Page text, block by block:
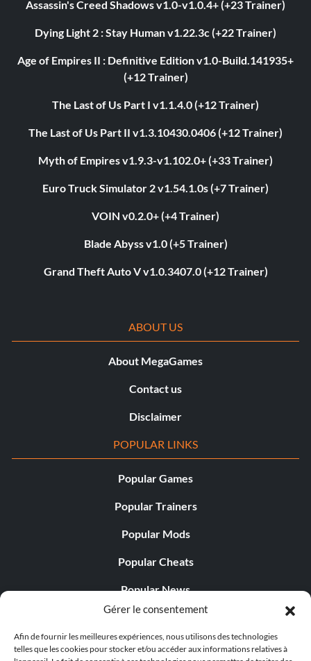
Gérer le consentement
Afin de fournir les meilleures expériences, nous utilisons des technologies
telles que les cookies pour stocker et/ou accéder aux informations relatives à
Assassin's Creed Shadows v1.0-v1.0.4+ (+23 Trainer)
Dying Light 2 : Stay Human v1.22.3c (+22 Trainer)
Age of Empires II : Definitive Edition v1.0-Build.141935+
(+12 Trainer)
The Last of Us Part I v1.1.4.0 (+12 Trainer)
The Last of Us Part II v1.3.10430.0406 (+12 Trainer)
Myth of Empires v1.9.3-v1.102.0+ (+33 Trainer)
Euro Truck Simulator 2 v1.54.1.0s (+7 Trainer)
VOIN v0.2.0+ (+4 Trainer)
Blade Abyss v1.0 (+5 Trainer)
Grand Theft Auto V v1.0.3407.0 (+12 Trainer)
ABOUT US
About MegaGames
Contact us
Disclaimer
POPULAR LINKS
Popular Games
Popular Trainers
Popular Mods
Popular Cheats
Popular News
Popular Editorials
Popular Free Games